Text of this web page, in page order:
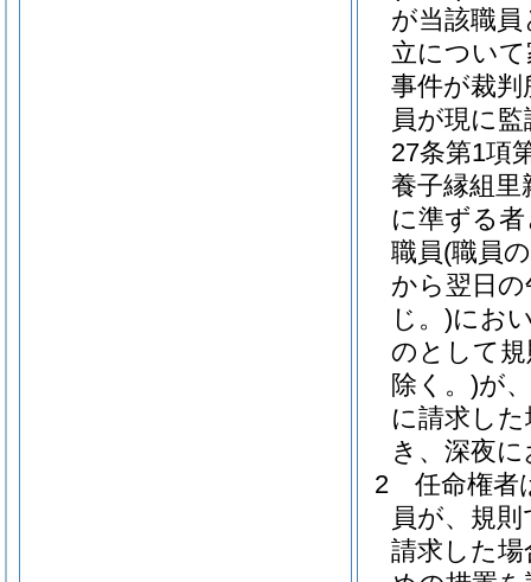
が当該職
立につい
事件が裁
員が現に
27条第1項
養子縁組
に準ずる
職員(職員
から翌日
じ。)にお
のとして
除く。)が
に請求し
き、深夜
2
任命権者
員が、規
請求した